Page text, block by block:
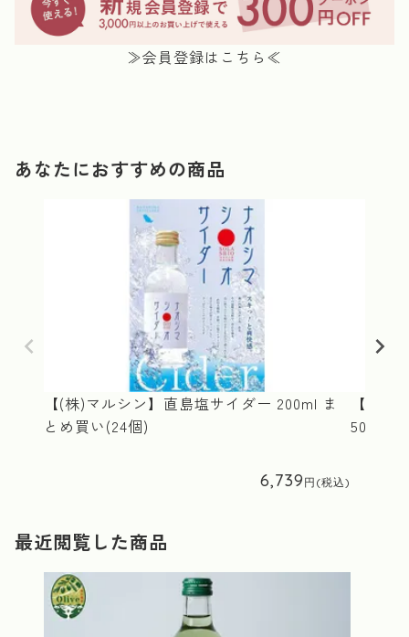
≫会員登録はこちら≪
あなたにおすすめの商品
【(株)マルシン】直島塩サイダー 200ml ま
とめ買い(24個)
6,739
【(株)
50ml ま
最近閲覧した商品